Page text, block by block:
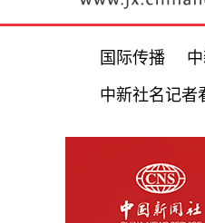
国际传播
中新社名记者